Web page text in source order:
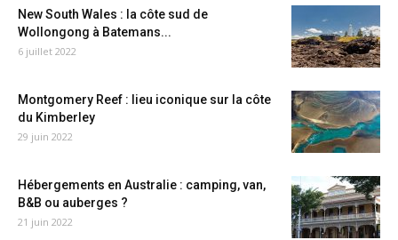
New South Wales : la côte sud de
Wollongong à Batemans...
6 juillet 2022
Montgomery Reef : lieu iconique sur la côte
du Kimberley
29 juin 2022
Hébergements en Australie : camping, van,
B&B ou auberges ?
21 juin 2022